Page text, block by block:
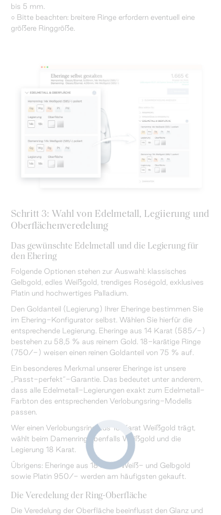
bis 5 mm.
○ Bitte beachten: breitere Ringe erfordern eventuell eine
größere Ringgröße.
Schritt 3: Wahl von Edelmetall, Legiierung und
Oberflächenveredelung
Das gewünschte Edelmetall und die Legierung für
den Ehering
Folgende Optionen stehen zur Auswahl: klassisches
Gelbgold, edles Weißgold, trendiges Roségold, exklusives
Platin und hochwertiges Palladium.
Den Goldanteil (Legierung) Ihrer Eheringe bestimmen Sie
im Ehering-Konfigurator selbst. Wählen Sie hierfür die
entsprechende Legierung. Eheringe aus 14 Karat (585/-)
bestehen zu 58,5 % aus reinem Gold. 18-karätige Ringe
(750/-) weisen einen reinen Goldanteil von 75 % auf.
Ein besonderes Merkmal unserer Eheringe ist unsere
„Passt-perfekt“-Garantie. Das bedeutet unter anderem,
dass alle Edelmetall-Legierungen exakt zum Edelmetall-
Farbton des entsprechenden Verlobungsring-Modells
passen.
Wer einen Verlobungsring aus 18 Karat Weißgold trägt,
wählt beim Damenring ebenfalls Weißgold und die
Legierung 18 Karat.
Übrigens: Eheringe aus 18 Karat Weiß- und Gelbgold
sowie Platin 950/- werden am häufigsten gekauft.
Die Veredelung der Ring-Oberfläche
Die Veredelung der Oberfläche beeinflusst den Glanz und